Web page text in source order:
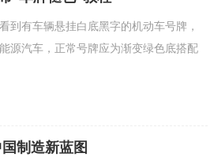
到有车辆悬挂白底黑字的机动车号牌，
源汽车，正常号牌应为渐变绿色底搭配
制造新蓝图